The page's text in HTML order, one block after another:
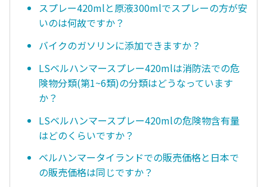
スプレー420mlと原液300mlでスプレーの方が安
いのは何故ですか？
バイクのガソリンに添加できますか？
LSベルハンマースプレー420mlは消防法での危
険物分類(第1~6類)の分類はどうなっています
か？
LSベルハンマースプレー420mlの危険物含有量
はどのくらいですか？
ベルハンマータイランドでの販売価格と日本で
の販売価格は同じですか？